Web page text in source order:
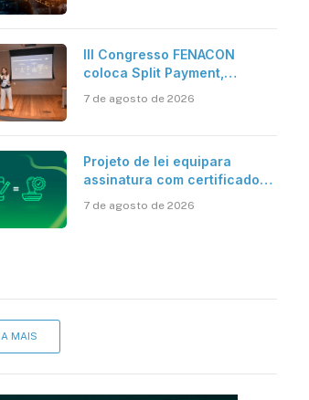
III Congresso FENACON
coloca Split Payment,
centro dos debates
7 de agosto de 2026
Projeto de lei equipara
assinatura com certificado
reconhecimento de firma em
7 de agosto de 2026
MAIS